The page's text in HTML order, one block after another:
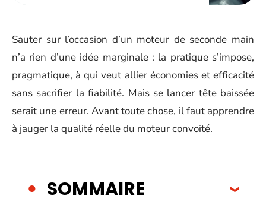
Sauter sur l’occasion d’un moteur de seconde main
n’a rien d’une idée marginale : la pratique s’impose,
pragmatique, à qui veut allier économies et efficacité
sans sacrifier la fiabilité. Mais se lancer tête baissée
serait une erreur. Avant toute chose, il faut apprendre
à jauger la qualité réelle du moteur convoité.
SOMMAIRE